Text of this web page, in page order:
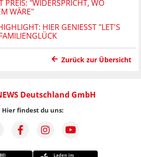
PREIS: "WIDERSPRICHT, WO
WÄRE"
HIER GENIESST "LET'S D
Zurück zur Übersicht
Deutschland GmbH
Hier findest du uns: